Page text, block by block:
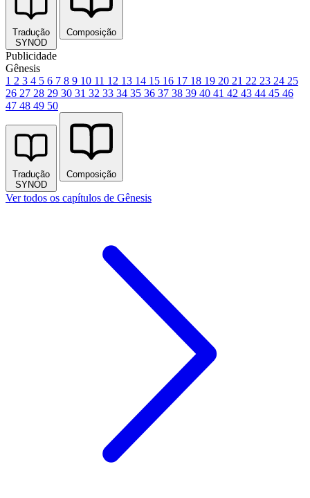
Tradução
SYNOD
Composição
Publicidade
Gênesis
1 2 3 4 5 6 7 8 9 10 11 12 13 14 15 16 17 18 19 20 21 22 23 24 25
26 27 28 29 30 31 32 33 34 35 36 37 38 39 40 41 42 43 44 45 46
47 48 49 50
Tradução
SYNOD
Composição
Ver todos os capítulos de Gênesis